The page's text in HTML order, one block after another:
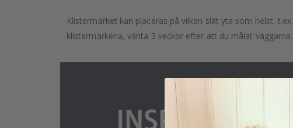
Klistermärket kan placeras på vilken slät yta som helst,
klistermärkena, vänta 3 veckor efter att du målat